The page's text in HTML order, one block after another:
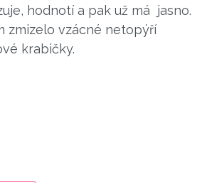
hodnotí a pak už má jasno.
zmizelo vzácné netopýří
krabičky.